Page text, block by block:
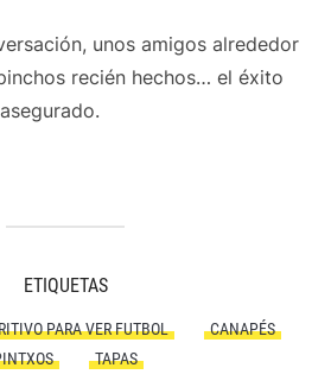
unos amigos alrededor
recién hechos… el éxito
ETIQUETAS
PARA VER FUTBOL
CANAPÉS
TAPAS